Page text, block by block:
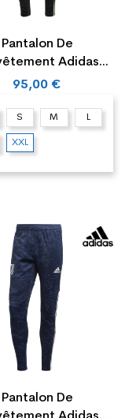
Pantalon De
Adidas
MADRID...
95,00 €
S M L
XXL
Pantalon De